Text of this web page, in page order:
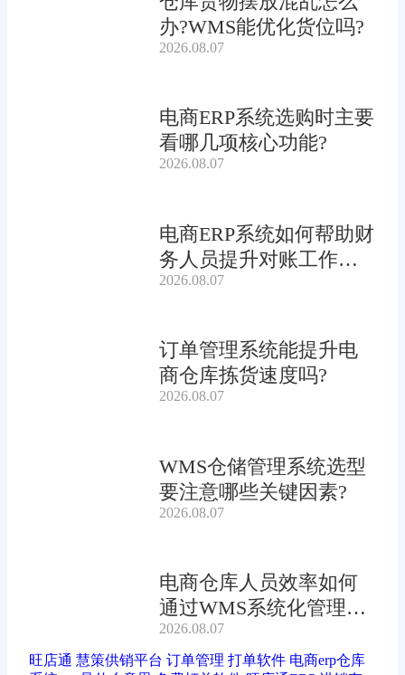
办?WMS能优化货位吗?
2026.08.07
电商ERP系统选购时主要
看哪几项核心功能?
2026.08.07
电商ERP系统如何帮助财
务人员提升对账工作效
率?
2026.08.07
订单管理系统能提升电
商仓库拣货速度吗?
2026.08.07
WMS仓储管理系统选型
要注意哪些关键因素?
2026.08.07
电商仓库人员效率如何
通过WMS系统化管理提
升?
2026.08.07
旺店通 慧策供销平台 订单管理 打单软件 电商erp仓库